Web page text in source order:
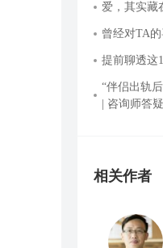
爱，其实藏
曾经对TA
提前聊透这
“伴侣出轨
| 咨询师答
相关作者